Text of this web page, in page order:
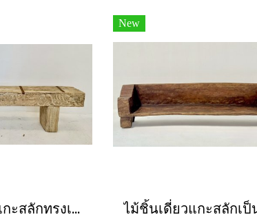
ม้านั่งไม้แท้แกะสลักทรงเหลี่ยมเรียบง่าย
New